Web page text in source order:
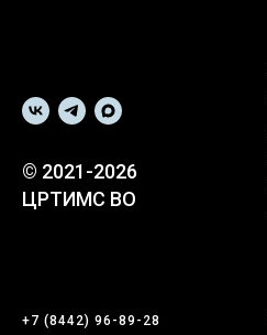
© 2021-2026
ЦРТИМС ВО
+7 (8442) 96-89-28